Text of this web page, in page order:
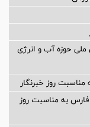
ملی حوزه آب و انرژی
روز خبرنگار
به مناسبت روز